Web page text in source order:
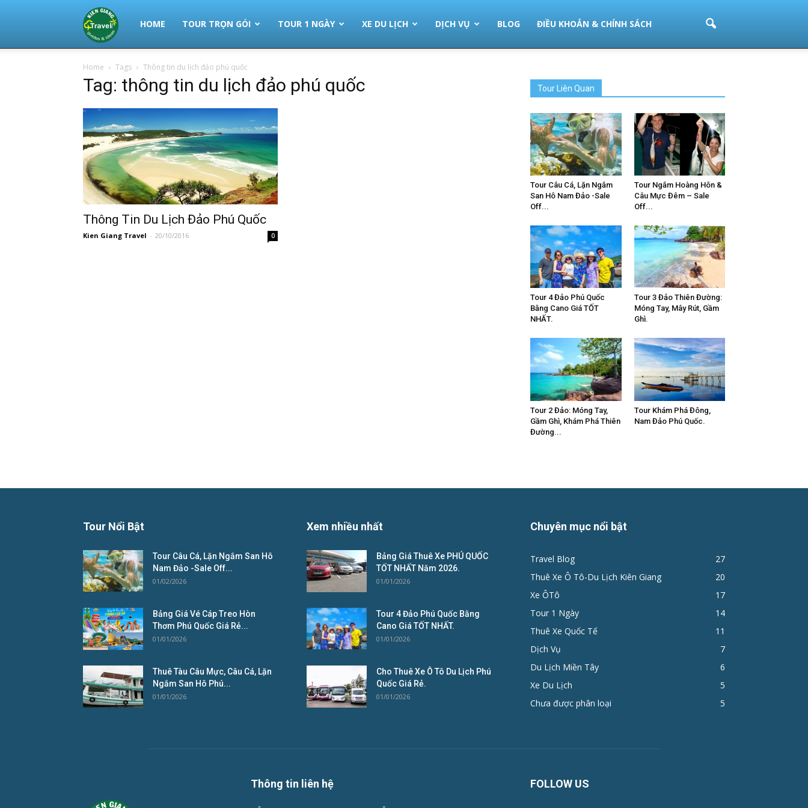
Thuê
Xe
Phú
Quốc
|
HOME TOUR TRỌN GÓI TOUR 1 NGÀY XE DU LỊCH DỊCH VỤ BLOG ĐIỀU KHOẢN & CHÍNH SÁCH
Home Tags Thông tin du lịch đảo phú quốc
Tag: thông tin du lịch đảo phú quốc
Thông Tin Du Lịch Đảo Phú Quốc
Kien Giang Travel - 20/10/2016 0
Tour Liên Quan
Tour Câu Cá, Lặn Ngắm
San Hô Nam Đảo -Sale
Off...
Tour Ngắm Hoàng Hôn &
Câu Mực Đêm – Sale
Off...
Tour 4 Đảo Phú Quốc
Bằng Cano Giá TỐT
NHẤT.
Tour 3 Đảo Thiên Đường:
Móng Tay, Mây Rút, Gầm
Ghì.
Tour 2 Đảo: Móng Tay,
Gầm Ghì, Khám Phá Thiên
Đường...
Tour Khám Phá Đông,
Nam Đảo Phú Quốc.
Tour Nổi Bật
Tour Câu Cá, Lặn Ngắm San Hô
Nam Đảo -Sale Off...
01/02/2026
Bảng Giá Vé Cáp Treo Hòn
Thơm Phú Quốc Giá Rẻ...
01/01/2026
Thuê Tàu Câu Mực, Câu Cá, Lặn
Ngắm San Hô Phú...
01/01/2026
Xem nhiều nhất
Bảng Giá Thuê Xe PHÚ QUỐC
TỐT NHẤT Năm 2026.
01/01/2026
Tour 4 Đảo Phú Quốc Bằng
Cano Giá TỐT NHẤT.
01/01/2026
Cho Thuê Xe Ô Tô Du Lịch Phú
Quốc Giá Rẻ.
01/01/2026
Chuyên mục nổi bật
Travel Blog
27
Thuê Xe Ô Tô-Du Lịch Kiên Giang
20
Xe ÔTô
17
Tour 1 Ngày
14
Thuê Xe Quốc Tế
11
Dịch Vụ
7
Du Lịch Miền Tây
6
Xe Du Lịch
5
Chưa được phân loại
5
Thông tin liên hệ FOLLOW US